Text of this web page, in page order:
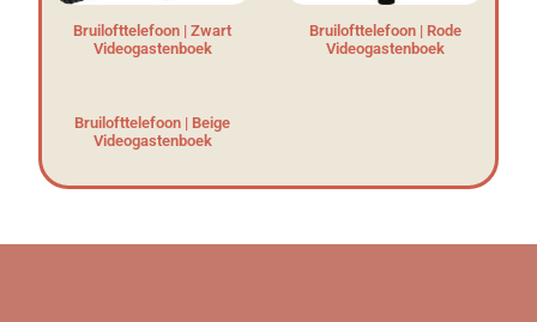
Bruilofttelefoon | Zwart
Videogastenboek
Bruilofttelefoon | Rode
Videogastenboek
Bruilofttelefoon | Beige
Videogastenboek